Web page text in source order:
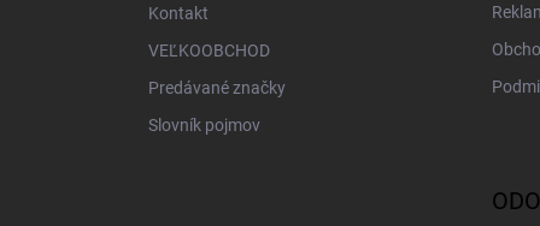
Kontakt
VEĽKOOBCHOD
Predávané značky
Slovník pojmov